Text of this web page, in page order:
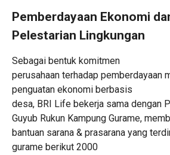
Pemberdayaan Ekonomi
Pelestarian Lingkungan
Sebagai bentuk komitmen
perusahaan terhadap pemberdayaan
penguatan ekonomi berbasis
desa, BRI Life bekerja sama dengan
Guyub Rukun Kampung Gurame,
bantuan sarana & prasarana yang
gurame berikut 2000